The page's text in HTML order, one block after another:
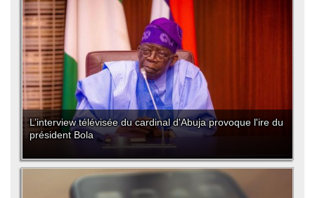
L’interview télévisée du cardinal d'Abuja provoque l'ire du
président Bola